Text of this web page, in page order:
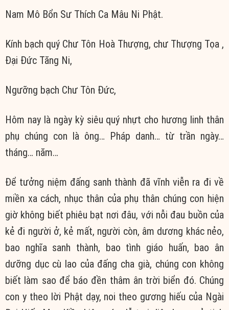
Nam Mô Bổn Sư Thích Ca Mâu Ni Phật.
Kính bạch quý Chư Tôn Hoà Thượng, chư Thượng Tọa ,
Đại Đức Tăng Ni,
Ngưỡng bạch Chư Tôn Đức,
Hôm nay là ngày kỳ siêu quý nhựt cho hương linh thân
phụ chúng con là ông… Pháp danh… từ trần ngày…
tháng… năm…
Để tưởng niệm đấng sanh thành đã vĩnh viễn ra đi về
miền xa cách, nhục thân của phụ thân chúng con hiện
giờ không biết phiêu bạt nơi đâu, với nỗi đau buồn của
kẻ đi người ở, kẻ mất, người còn, âm dương khác nẻo,
bao nghĩa sanh thành, bao tình giáo huấn, bao ân
dưỡng dục cù lao của đấng cha già, chúng con không
biết làm sao để báo đền thâm ân trời biển đó. Chúng
con y theo lời Phật dạy, noi theo gương hiếu của Ngài